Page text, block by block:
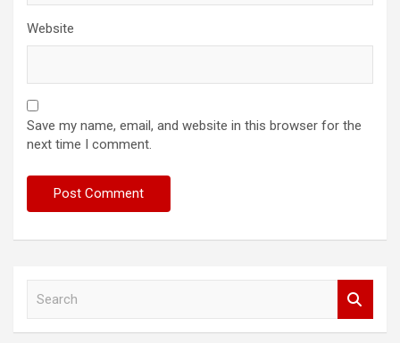
Website
Save my name, email, and website in this browser for the
next time I comment.